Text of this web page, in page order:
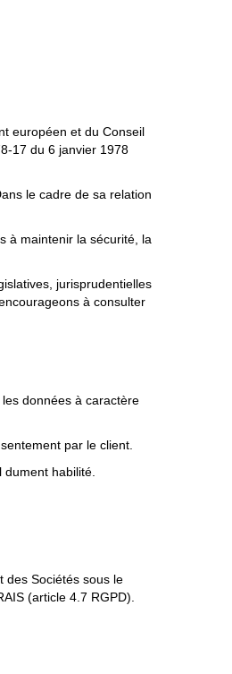
européen et du Conseil
17 du 6 janvier 1978
le cadre de sa relation
à maintenir la sécurité, la
jurisprudentielles
à consulter
données à caractère
par le client.
dument habilité.
des Sociétés sous le
(article 4.7 RGPD).